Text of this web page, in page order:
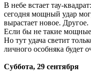
В небе встает тау-
сегодня мощный удар
вырастает новое. Другое.
Если бы не такие
Но тут удача светит
личного особняка будет
Суббота, 29 сентября